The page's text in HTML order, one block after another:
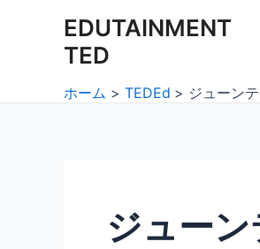
EDUTAINMENT
TED
ホーム TEDEd ジューン
ジュー
navigation